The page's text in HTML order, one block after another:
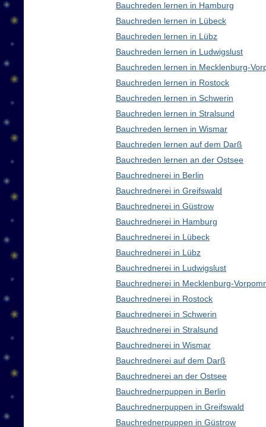
Bauchreden lernen in Hamburg
Bauchreden lernen in Lübeck
Bauchreden lernen in Lübz
Bauchreden lernen in Ludwigslust
Bauchreden lernen in Mecklenburg-
Bauchreden lernen in Rostock
Bauchreden lernen in Schwerin
Bauchreden lernen in Stralsund
Bauchreden lernen in Wismar
Bauchreden lernen auf dem Darß
Bauchreden lernen an der Ostsee
Bauchrednerei in Berlin
Bauchrednerei in Greifswald
Bauchrednerei in Güstrow
Bauchrednerei in Hamburg
Bauchrednerei in Lübeck
Bauchrednerei in Lübz
Bauchrednerei in Ludwigslust
Bauchrednerei in Mecklenburg-
Bauchrednerei in Rostock
Bauchrednerei in Schwerin
Bauchrednerei in Stralsund
Bauchrednerei in Wismar
Bauchrednerei auf dem Darß
Bauchrednerei an der Ostsee
Bauchrednerpuppen in Berlin
Bauchrednerpuppen in Greifswald
Bauchrednerpuppen in Güstrow